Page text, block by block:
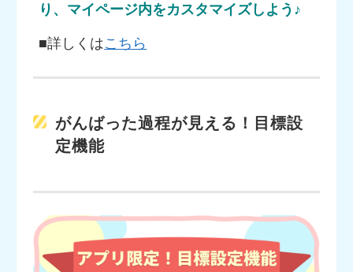
り、マイページ内をカスタマイズしよう♪
■詳しくはこちら
がんばった過程が見える！目標設
定機能